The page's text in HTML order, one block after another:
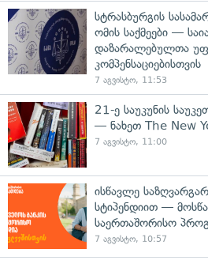
სტრასბურგის
ომის საქმეები —
დაზარალებულთა
კომპენსაციებისთვის
7 აგვისტო, 11:53
21-ე საუკუნის
— ნახეთ The New
7 აგვისტო, 11:00
ისწავლე
სტიპენდიით —
საერთაშორისო
7 აგვისტო, 10:57